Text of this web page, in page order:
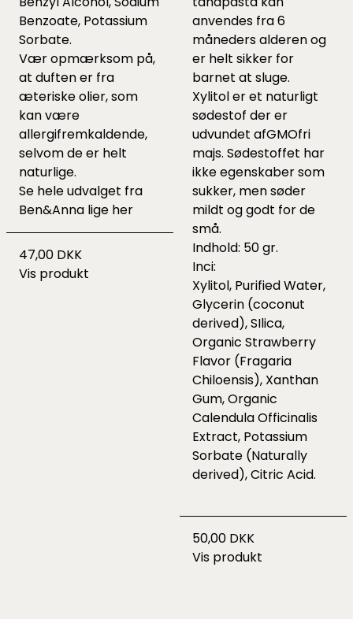
Benzoate, Potassium
Sorbate.
Vær opmærksom på,
at duften er fra
æteriske olier, som
kan være
allergifremkaldende,
selvom de er helt
naturlige.
Se hele udvalget fra
Ben&Anna lige her
47,00 DKK
Vis produkt
anvendes fra 6
måneders alderen og
er helt sikker for
barnet at sluge.
Xylitol er et naturligt
sødestof der er
udvundet afGMOfri
majs. Sødestoffet har
ikke egenskaber som
sukker, men søder
mildt og godt for de
små.
Indhold: 50 gr.
Inci:
Xylitol, Purified Water,
Glycerin (coconut
derived), SIlica,
Organic Strawberry
Flavor (Fragaria
Chiloensis), Xanthan
Gum, Organic
Calendula Officinalis
Extract, Potassium
Sorbate (Naturally
derived), Citric Acid.
50,00 DKK
Vis produkt